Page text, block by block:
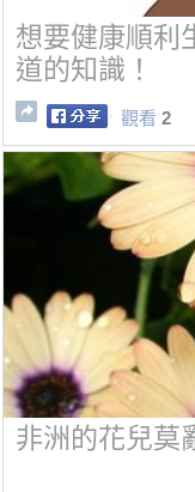
想要健康順利
道的知識！
觀看 2
非洲的花兒莫